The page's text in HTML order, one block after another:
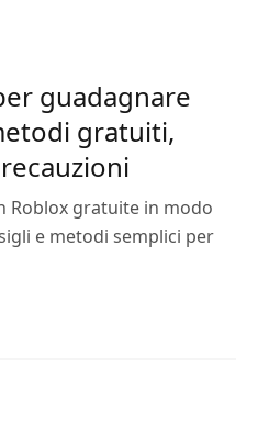
guadagnare
gratuiti,
Roblox gratuite in modo
e metodi semplici per